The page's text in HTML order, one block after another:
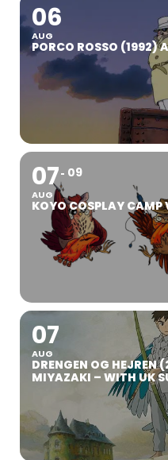
06
AUG
PORCO ROSSO (1992)
07
AUG
09
KOYO COSPLAY CAMP
07
AUG
DRENGEN OG
MIYAZAKI – WITH UK